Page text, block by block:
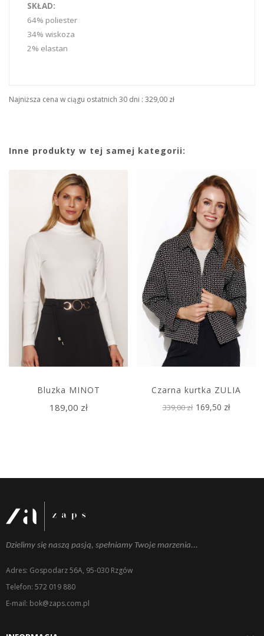
SKŁAD:
64% poliester
34% wiskoza
2% elastan
Najniższa cena w ciągu ostatnich 30 dni : 329,00 zł
Inne produkty w tej samej kategorii:
Bluzka MINOT
189,00 zł
Czarna kurtka ZULIA
339,00 zł 169,50 zł
Dzielimy się naszą pasją, spełniamy Twoje marzenia...
Adres: Gospodarz 56A, 95-030 Rzgów
Telefon: 572 019 880
E-mail: bok@zaps.com.pl